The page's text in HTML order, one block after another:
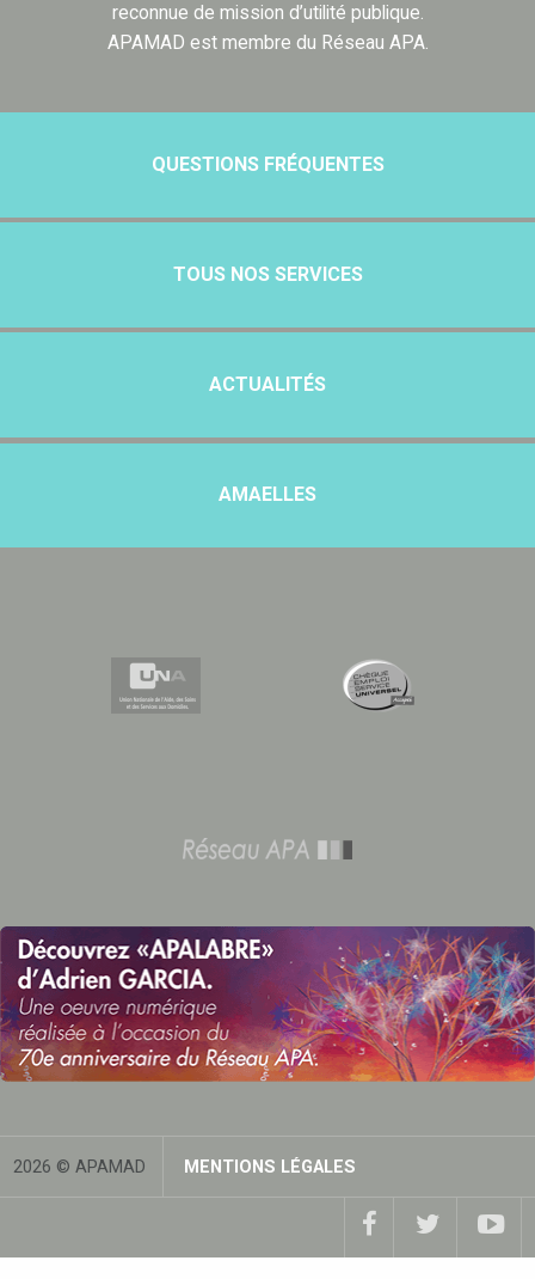
reconnue de mission d’utilité publique.
APAMAD est membre du Réseau APA.
QUESTIONS FRÉQUENTES
TOUS NOS SERVICES
ACTUALITÉS
AMAELLES
2026 © APAMAD MENTIONS LÉGALES